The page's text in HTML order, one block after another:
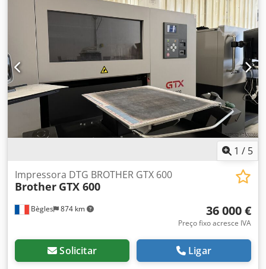
1 / 5
Bègles 874 km
Impressora DTG BROTHER GTX 600
Brother GTX 600
36 000 €
Preço fixo acresce IVA
Solicitar Ligar